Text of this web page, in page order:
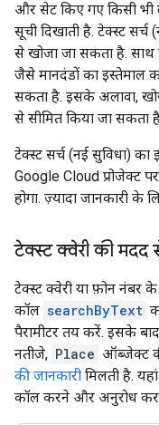
और सेट किए गए किसी भी
सूची दिखाती है. टेक्स्ट
से खोजा जा सकता है. साथ
जैसे मानदंडों का इस्तेमाल
सकता है. इसके अलावा,
से सीमित किया जा सकता
टेक्स्ट सर्च (नई सुविधा)
Google Cloud प्रोजेक्ट
होगा. ज़्यादा जानकारी के
टेक्स्ट क्वेरी की
टेक्स्ट क्वेरी या फ़ोन नंबर
कॉल searchByText
पैरामीटर तय करें. इसके
नतीजे, Place ऑब्जेक्ट
की जानकारी मिलती है.
कॉल करने और अनुरोध